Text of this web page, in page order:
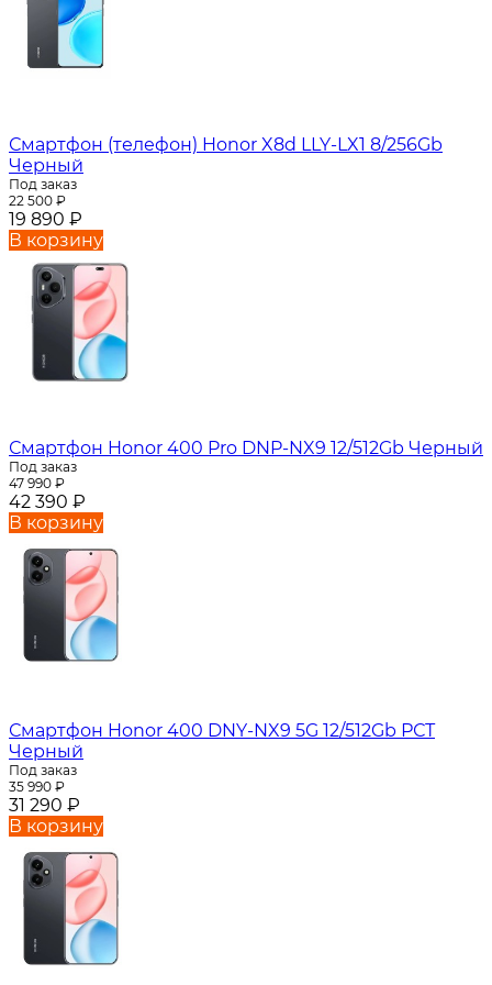
Смартфон (телефон) Honor X8d LLY-LX1 8/256Gb
Черный
Под заказ
22 500 ₽
19 890 ₽
В корзину
Смартфон Honor 400 Pro DNP-NX9 12/512Gb Черный
Под заказ
47 990 ₽
42 390 ₽
В корзину
Смартфон Honor 400 DNY-NX9 5G 12/512Gb РСТ
Черный
Под заказ
35 990 ₽
31 290 ₽
В корзину